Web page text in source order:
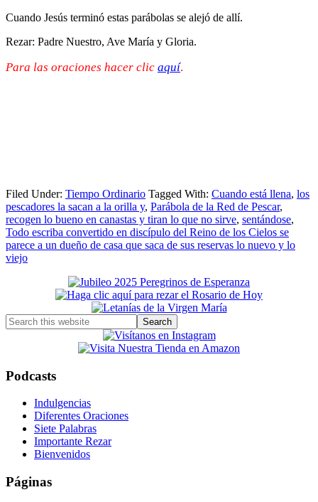
Cuando Jesús terminó estas parábolas se alejó de allí.
Rezar: Padre Nuestro, Ave María y Gloria.
Para las oraciones hacer clic aquí.
Filed Under: Tiempo Ordinario Tagged With: Cuando está llena, los
pescadores la sacan a la orilla y, Parábola de la Red de Pescar,
recogen lo bueno en canastas y tiran lo que no sirve, sentándose,
Todo escriba convertido en discípulo del Reino de los Cielos se
parece a un dueño de casa que saca de sus reservas lo nuevo y lo
viejo
Primary
Sidebar
Search
this
Podcasts
Indulgencias
Diferentes Oraciones
Siete Palabras
Importante Rezar
Bienvenidos
Páginas